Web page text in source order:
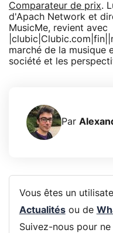
Comparateur de prix.
d'Apach Network et
MusicMe, revient avec
marché de la musique
société et les
Par
Vous êtes un
Actualitésou de
Suivez-nous pour